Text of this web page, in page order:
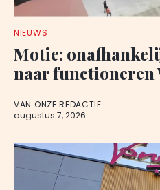
NIEUWS
Motie:
naar functioneren
VAN ONZE REDACTIE
augustus 7, 2026